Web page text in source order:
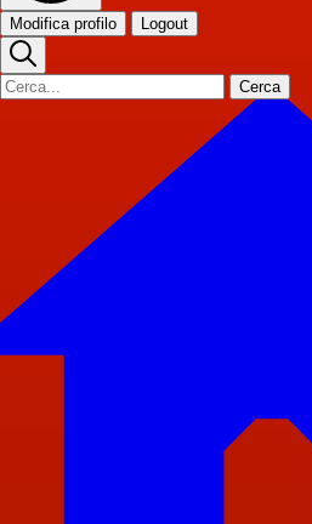
Modifica profilo Logout
Cerca